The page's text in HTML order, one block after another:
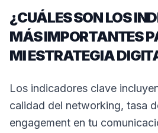
¿CUÁLES SON LOS
MÁS IMPORTANTES
MI ESTRATEGIA
Los indicadores clave
calidad del networking, tasa
engagement en tu